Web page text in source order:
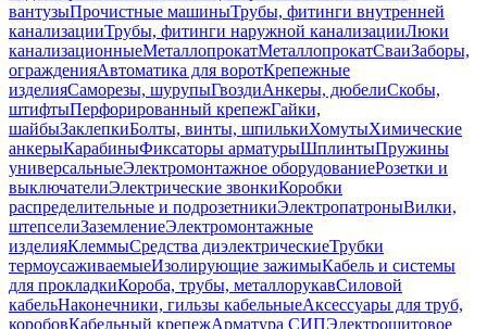
вантузыПрочистные машиныТрубы, фитинги внутренней
канализацииТрубы, фитинги наружной канализацииЛюки
канализационныеМеталлопрокатМеталлопрокатСваиЗаборы,
огражденияАвтоматика для воротКрепежные
изделияСаморезы, шурупыГвоздиАнкеры, дюбелиСкобы,
штифтыПерфорированный крепежГайки,
шайбыЗаклепкиБолты, винты, шпилькиХомутыХимические
анкерыКарабиныФиксаторы арматурыШплинтыПружины
универсальныеЭлектромонтажное оборудованиеРозетки и
выключателиЭлектрические звонкиКоробки
распределительные и подрозетникиЭлектропатроныВилки,
штепселиЗаземлениеЭлектромонтажные
изделияКлеммыСредства диэлектрическиеТрубки
термоусаживаемыеИзолирующие зажимыКабель и системы
для прокладкиКороба, трубы, металлорукавСиловой
кабельНаконечники, гильзы кабельныеАксессуары для труб,
коробовКабельный крепежАрматура СИПЭлектрощитовое